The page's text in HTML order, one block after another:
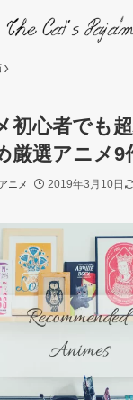
初心者でも
厳選アニメ9
アニメ 2019年3月10日